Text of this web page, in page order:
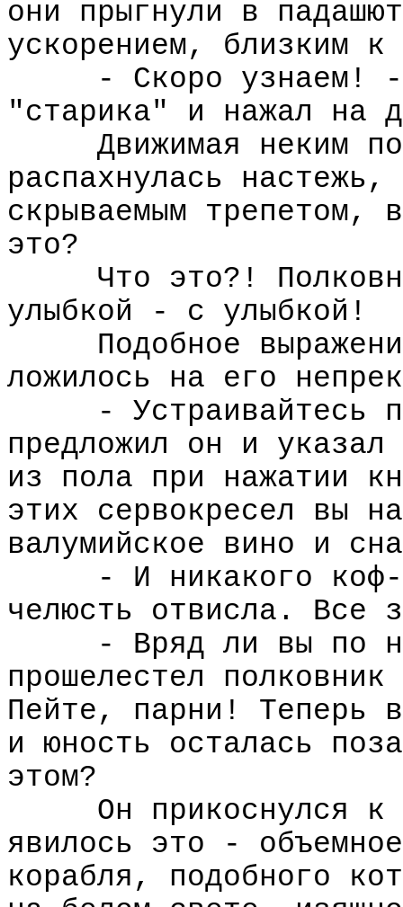
они прыгнули в
ускорением, близким к
- Скоро узнаем!
"старика" и нажал на
Движимая неким
распахнулась
скрываемым трепетом,
это?
Что это?!
улыбкой - с улыбкой!
Подобное
ложилось на его
- Устраивайтесь
предложил он и
из пола при нажатии
этих сервокресел вы
валумийское вино и
- И никакого
челюсть отвисла. Все
- Вряд ли вы по
прошелестел
Пейте, парни! Теперь
и юность осталась
этом?
Он прикоснулся
явилось это -
корабля, подобного